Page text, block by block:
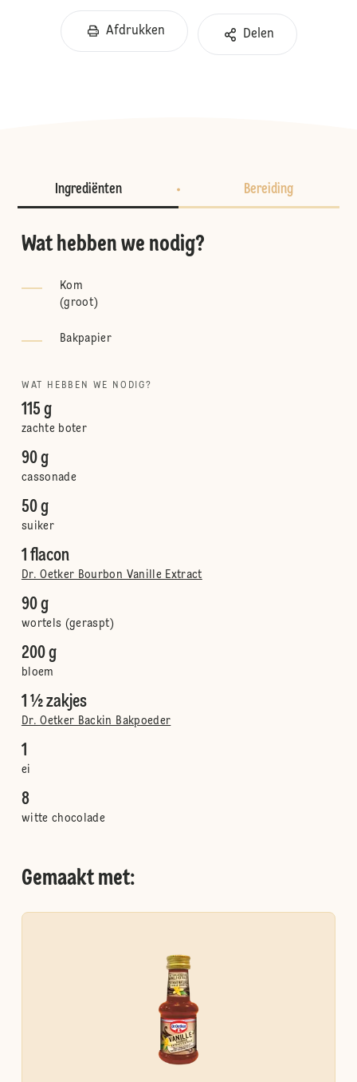
Afdrukken Delen
Ingrediënten Bereiding
Wat hebben we nodig?
Kom
(groot)
Bakpapier
WAT HEBBEN WE NODIG?
115 g
zachte boter
90 g
cassonade
50 g
suiker
1 flacon
Dr. Oetker Bourbon Vanille Extract
90 g
wortels (geraspt)
200 g
bloem
1 ½ zakjes
Dr. Oetker Backin Bakpoeder
1
ei
8
witte chocolade
Gemaakt met: